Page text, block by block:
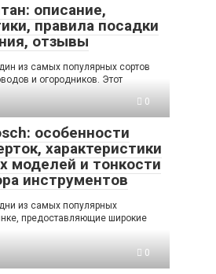
описание,
правила посадки
отзывы
из самых популярных сортов
и огородников. Этот
0
особенности
характеристики
моделей и тонкости
инструментов
из самых популярных
предоставляющие широкие
0